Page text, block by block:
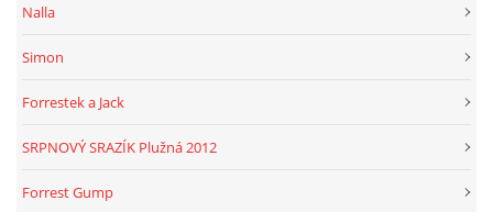
Nalla
Simon
Forrestek a Jack
SRPNOVÝ SRAZÍK Plužná 2012
Forrest Gump